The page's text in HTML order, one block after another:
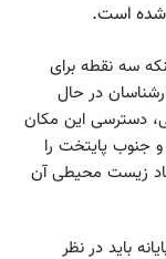
شده است.
سه نقطه برای
در حال
دسترسی این مکان
جنوب پایتخت را
زیست محیطی آن
باید در نظر